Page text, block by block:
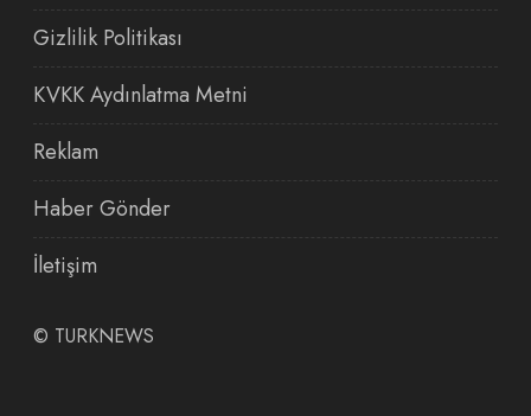
Gizlilik Politikası
KVKK Aydınlatma Metni
Reklam
Haber Gönder
İletişim
© TURKNEWS